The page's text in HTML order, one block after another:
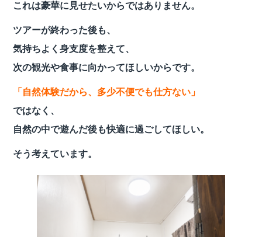
これは豪華に見せたいからではありません。
ツアーが終わった後も、
気持ちよく身支度を整えて、
次の観光や食事に向かってほしいからです。
「自然体験だから、多少不便でも仕方ない」
ではなく、
自然の中で遊んだ後も快適に過ごしてほしい。
そう考えています。